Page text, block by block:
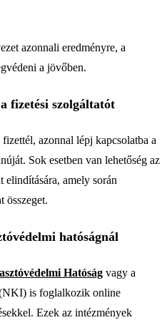
azonnali eredményre, a
a jövőben.
fizetési szolgáltatót
azonnal lépj kapcsolatba a
Sok esetben van lehetőség az
elindítására, amely során
összeget.
hatóságnál
Hatóság vagy a
is foglalkozik online
Ezek az intézmények